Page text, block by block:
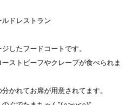
ドレストラン
したフードコートです。
ストビーフやクレープが食べられま
かれてお席が用意されてます。